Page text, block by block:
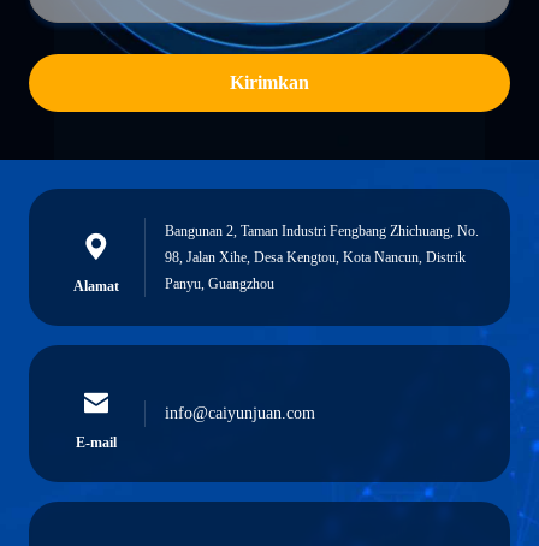
Kirimkan
Alamat
Bangunan 2, Taman Industri Fengbang Zhichuang, No.
98, Jalan Xihe, Desa Kengtou, Kota Nancun, Distrik
Panyu, Guangzhou
E-mail
info@caiyunjuan.com